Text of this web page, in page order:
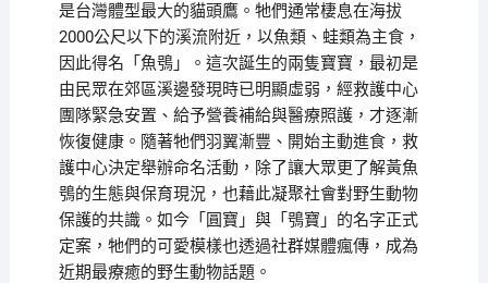
是台灣體型最大的貓頭鷹。牠們通常棲息在海拔
2000公尺以下的溪流附近，以魚類、蛙類為主食，
因此得名「魚鴞」。這次誕生的兩隻寶寶，最初是
由民眾在郊區溪邊發現時已明顯虛弱，經救護中心
團隊緊急安置、給予營養補給與醫療照護，才逐漸
恢復健康。隨著牠們羽翼漸豐、開始主動進食，救
護中心決定舉辦命名活動，除了讓大眾更了解黃魚
鴞的生態與保育現況，也藉此凝聚社會對野生動物
保護的共識。如今「圓寶」與「鴞寶」的名字正式
定案，牠們的可愛模樣也透過社群媒體瘋傳，成為
近期最療癒的野生動物話題。